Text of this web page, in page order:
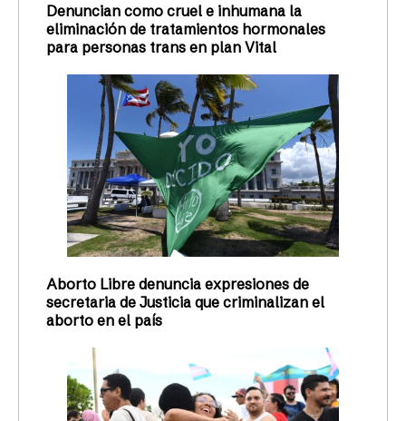
Denuncian como cruel e inhumana la
eliminación de tratamientos hormonales
para personas trans en plan Vital
Aborto Libre denuncia expresiones de
secretaria de Justicia que criminalizan el
aborto en el país